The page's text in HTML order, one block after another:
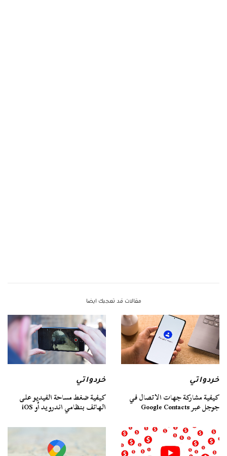
مقالات قد تعجبك ايضا
خردواتي
كيفية مشاركة جهات الاتصال في
جوجل عبر Google Contacts
خردواتي
كيفية ضغط مساحة الفيديو على
الهاتف بنظامي اندرويد أو iOS